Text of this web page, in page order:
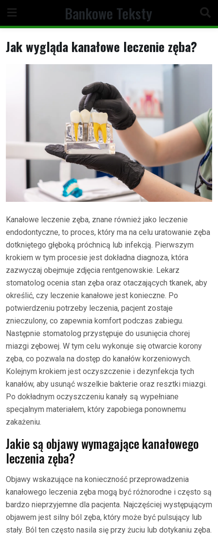
content
Bankowe Teksty
Jak wygląda kanałowe leczenie zęba?
Kanałowe leczenie zęba, znane również jako leczenie
endodontyczne, to proces, który ma na celu uratowanie zęba
dotkniętego głęboką próchnicą lub infekcją. Pierwszym
krokiem w tym procesie jest dokładna diagnoza, która
zazwyczaj obejmuje zdjęcia rentgenowskie. Lekarz
stomatolog ocenia stan zęba oraz otaczających tkanek, aby
określić, czy leczenie kanałowe jest konieczne. Po
potwierdzeniu potrzeby leczenia, pacjent zostaje
znieczulony, co zapewnia komfort podczas zabiegu.
Następnie stomatolog przystępuje do usunięcia chorej
miazgi zębowej. W tym celu wykonuje się otwarcie korony
zęba, co pozwala na dostęp do kanałów korzeniowych.
Kolejnym krokiem jest oczyszczenie i dezynfekcja tych
kanałów, aby usunąć wszelkie bakterie oraz resztki miazgi.
Po dokładnym oczyszczeniu kanały są wypełniane
specjalnym materiałem, który zapobiega ponownemu
zakażeniu.
Jakie są objawy wymagające kanałowego
leczenia zęba?
Objawy wskazujące na konieczność przeprowadzenia
kanałowego leczenia zęba mogą być różnorodne i często są
bardzo nieprzyjemne dla pacjenta. Najczęściej występującym
objawem jest silny ból zęba, który może być pulsujący lub
stały. Ból ten często nasila się przy żuciu lub dotykaniu zęba.